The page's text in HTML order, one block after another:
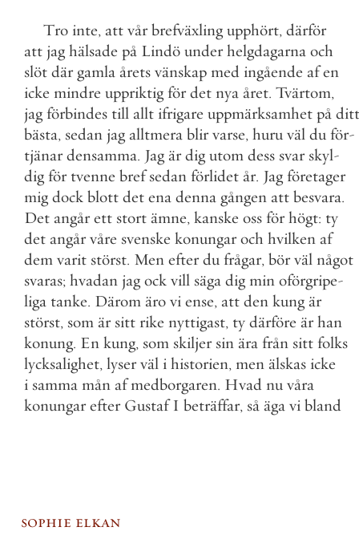
Tro inte, att vår brefväxling upphört, därför
att jag hälsade på Lindö under helgdagarna och
slöt där gamla årets vänskap med ingående af en
icke mindre uppriktig för det nya året. Tvärtom,
jag förbindes till allt ifrigare uppmärksamhet på ditt
bästa, sedan jag alltmera blir varse, huru väl du för-
tjänar densamma. Jag är dig utom dess svar skyl-
dig för tvenne bref sedan förlidet år. Jag företager
mig dock blott det ena denna gången att besvara.
Det angår ett stort ämne, kanske oss för högt: ty
det angår våre svenske konungar och hvilken af
dem varit störst. Men efter du frågar, bör väl något
svaras; hvadan jag ock vill säga dig min oförgripe-
liga tanke. Därom äro vi ense, att den kung är
störst, som är sitt rike nyttigast, ty därföre är han
konung. En kung, som skiljer sin ära från sitt folks
lycksalighet, lyser väl i historien, men älskas icke
i samma mån af medborgaren. Hvad nu våra
konungar efter Gustaf I beträffar, så äga vi bland
sophie elkan